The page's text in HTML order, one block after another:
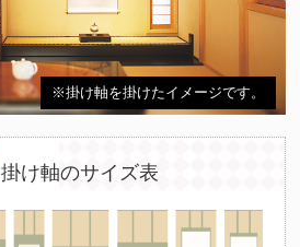
※掛け軸を掛けたイメージです。
掛け軸のサイズ表